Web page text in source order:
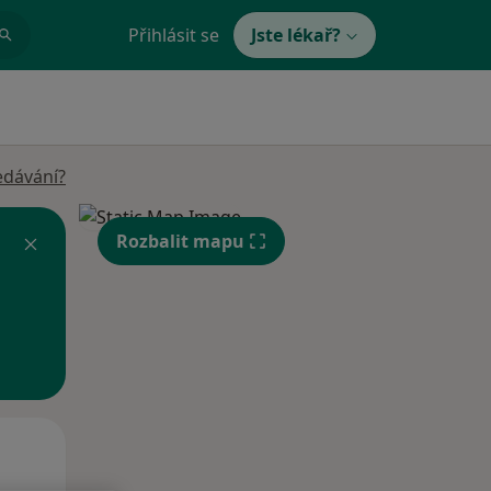
Přihlásit se Jste lékař?
Rozbalit mapu